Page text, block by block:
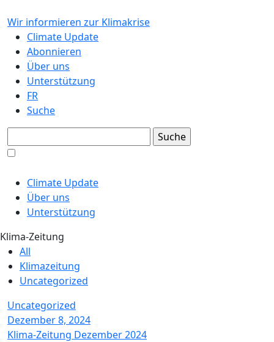
Wir informieren zur Klimakrise
Climate Update
Abonnieren
Über uns
Unterstützung
FR
Suche
Climate Update
Über uns
Unterstützung
Klima-Zeitung
All
Klimazeitung
Uncategorized
Uncategorized
Dezember 8, 2024
Klima-Zeitung Dezember 2024